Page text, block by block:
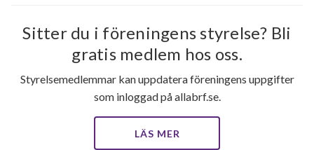
155
lägenheter
Sitter du i föreningens styrelse? Bli
gratis medlem hos oss.
Styrelsemedlemmar kan uppdatera föreningens uppgifter
som inloggad på allabrf.se.
LÄS MER